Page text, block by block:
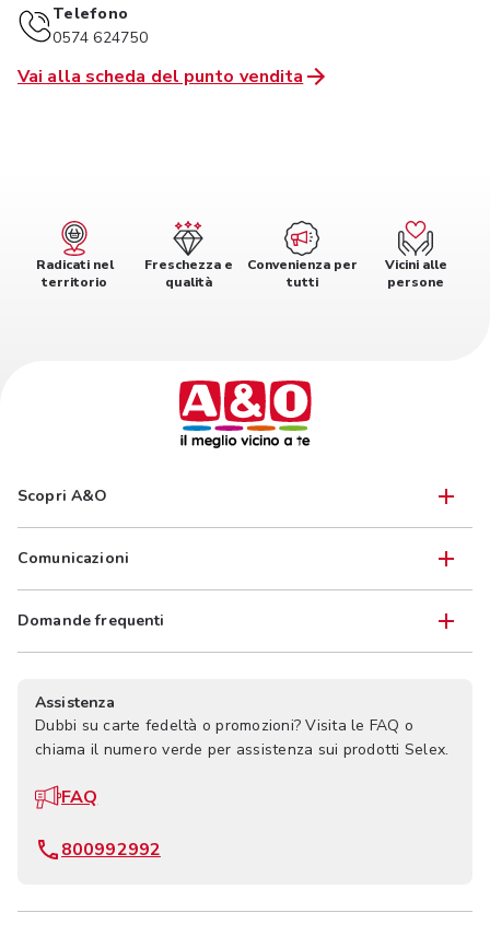
Telefono
0574 624750
Vai alla scheda del punto vendita
Radicati nel
territorio
Freschezza e
qualità
Convenienza per
tutti
Vicini alle
persone
Scopri A&O
Comunicazioni
Domande frequenti
Assistenza
Dubbi su carte fedeltà o promozioni? Visita le FAQ o
chiama il numero verde per assistenza sui prodotti Selex.
FAQ
800992992